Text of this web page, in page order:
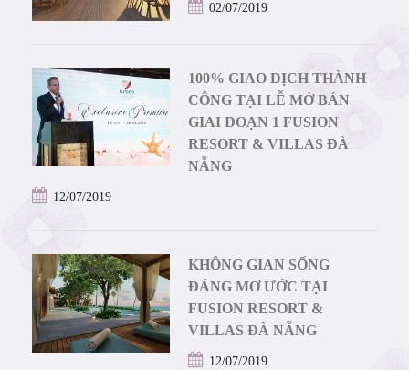
02/07/2019
100% GIAO DỊCH THÀNH
CÔNG TẠI LỄ MỞ BÁN
GIAI ĐOẠN 1 FUSION
RESORT & VILLAS ĐÀ
NẴNG
12/07/2019
KHÔNG GIAN SỐNG
ĐÁNG MƠ ƯỚC TẠI
FUSION RESORT &
VILLAS ĐÀ NẴNG
12/07/2019